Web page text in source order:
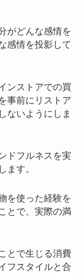
がどんな感情を
感情を投影して
ンストアでの買
事前にリストア
ないようにしま
ドフルネスを実
ます。
を使った経験を
とで、実際の満
とで生じる消費
フスタイルと合